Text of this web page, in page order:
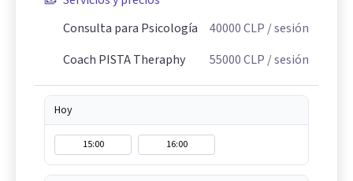
Consulta para Psicología
40000CLP / sesión
Coach PISTA Theraphy
55000CLP / sesión
Hoy
15:00 16:00